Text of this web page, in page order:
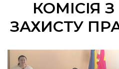
КОМІСІЯ
ЗАХИСТУ